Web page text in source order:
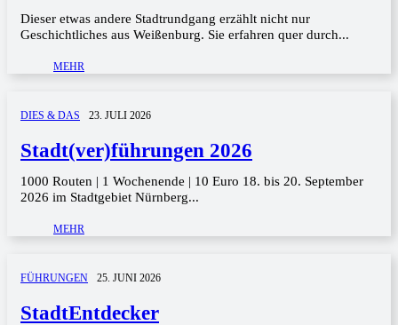
Dieser etwas andere Stadtrundgang erzählt nicht nur
Geschichtliches aus Weißenburg. Sie erfahren quer durch...
MEHR
DIES & DAS 23. JULI 2026
Stadt(ver)führungen 2026
1000 Routen | 1 Wochenende | 10 Euro 18. bis 20. September
2026 im Stadtgebiet Nürnberg...
MEHR
FÜHRUNGEN 25. JUNI 2026
StadtEntdecker